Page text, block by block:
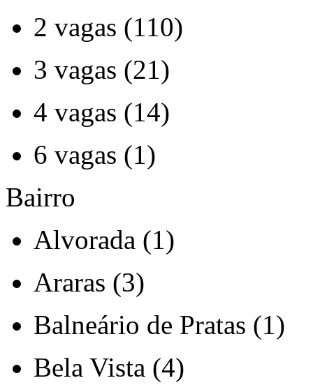
2 vagas (110)
3 vagas (21)
4 vagas (14)
6 vagas (1)
Bairro
Alvorada (1)
Araras (3)
Balneário de Pratas (1)
Bela Vista (4)